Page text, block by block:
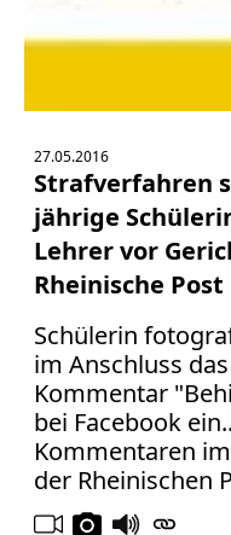
27.05.2016
Strafverfahren
jährige
Lehrer vor
Rheinische
Schülerin
im Anschluss
Kommentar
bei Facebook
Kommentaren
der Rheinischen